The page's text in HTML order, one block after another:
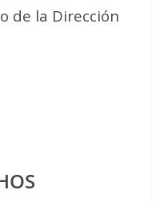
de la Dirección